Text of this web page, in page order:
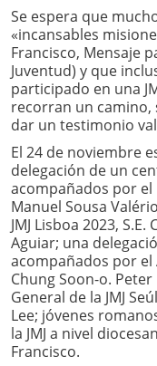
Se espera que
«incansables
Francisco, Mensaje
Juventud) y que
participado en una
recorran un
dar un testimonio
El 24 de noviembre
delegación de un
acompañados por el
Manuel Sousa
JMJ Lisboa 2023,
Aguiar; una
acompañados por el
Chung Soon-o.
General de la JMJ
Lee; jóvenes
la JMJ a nivel
Francisco.